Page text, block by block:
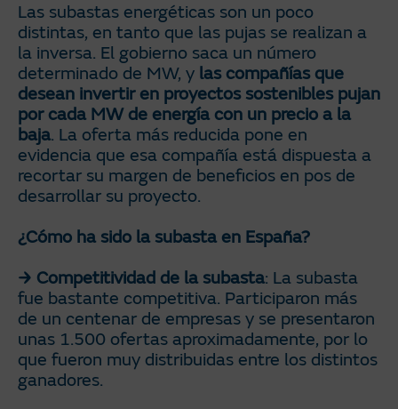
Las subastas energéticas son un poco
distintas, en tanto que las pujas se realizan a
la inversa. El gobierno saca un número
determinado de MW, y las compañías que
desean invertir en proyectos sostenibles pujan
por cada MW de energía con un precio a la
baja. La oferta más reducida pone en
evidencia que esa compañía está dispuesta a
recortar su margen de beneficios en pos de
desarrollar su proyecto.
¿Cómo ha sido la subasta en España?
Competitividad de la subasta: La subasta
fue bastante competitiva. Participaron más
de un centenar de empresas y se presentaron
unas 1.500 ofertas aproximadamente, por lo
que fueron muy distribuidas entre los distintos
ganadores.